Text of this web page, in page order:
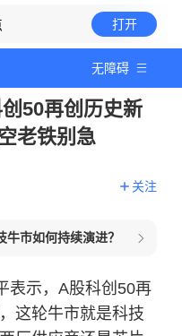
打开
无障碍
50再创历史新
老铁别急
关注
市如何持续演进？
表示，A股科创50再
这轮牛市就是科技